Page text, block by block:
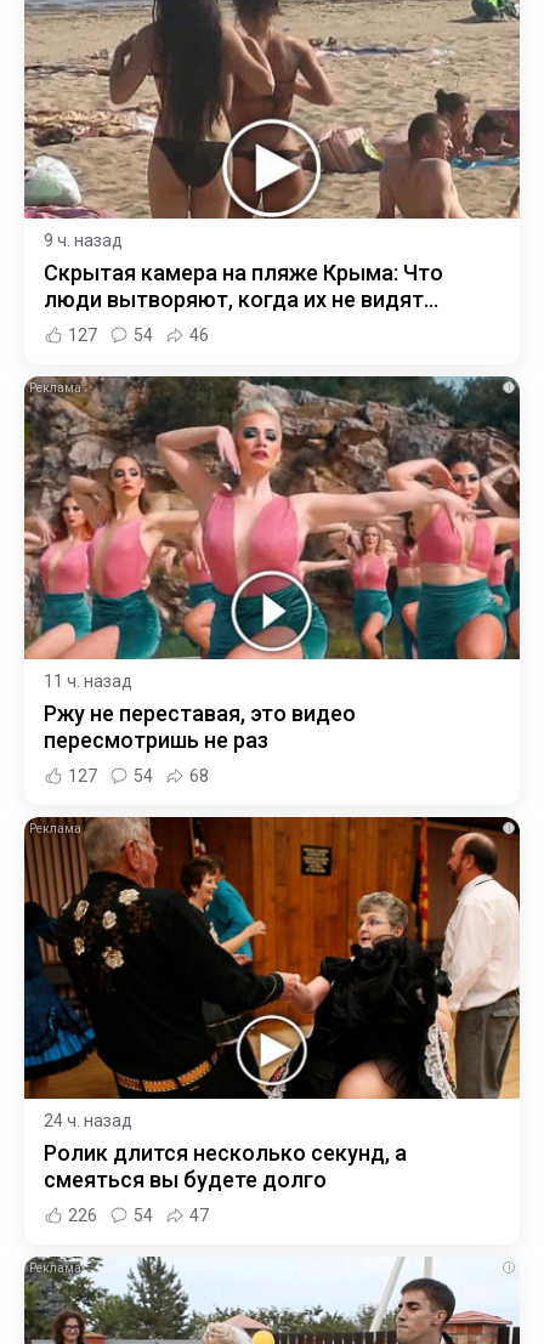
9 ч. назад
Скрытая камера на пляже Крыма: Что
люди вытворяют, когда их не видят...
127 54 46
i
11 ч. назад
Ржу не переставая, это видео
пересмотришь не раз
127 54 68
i
24 ч. назад
Ролик длится несколько секунд, а
смеяться вы будете долго
226 54 47
i